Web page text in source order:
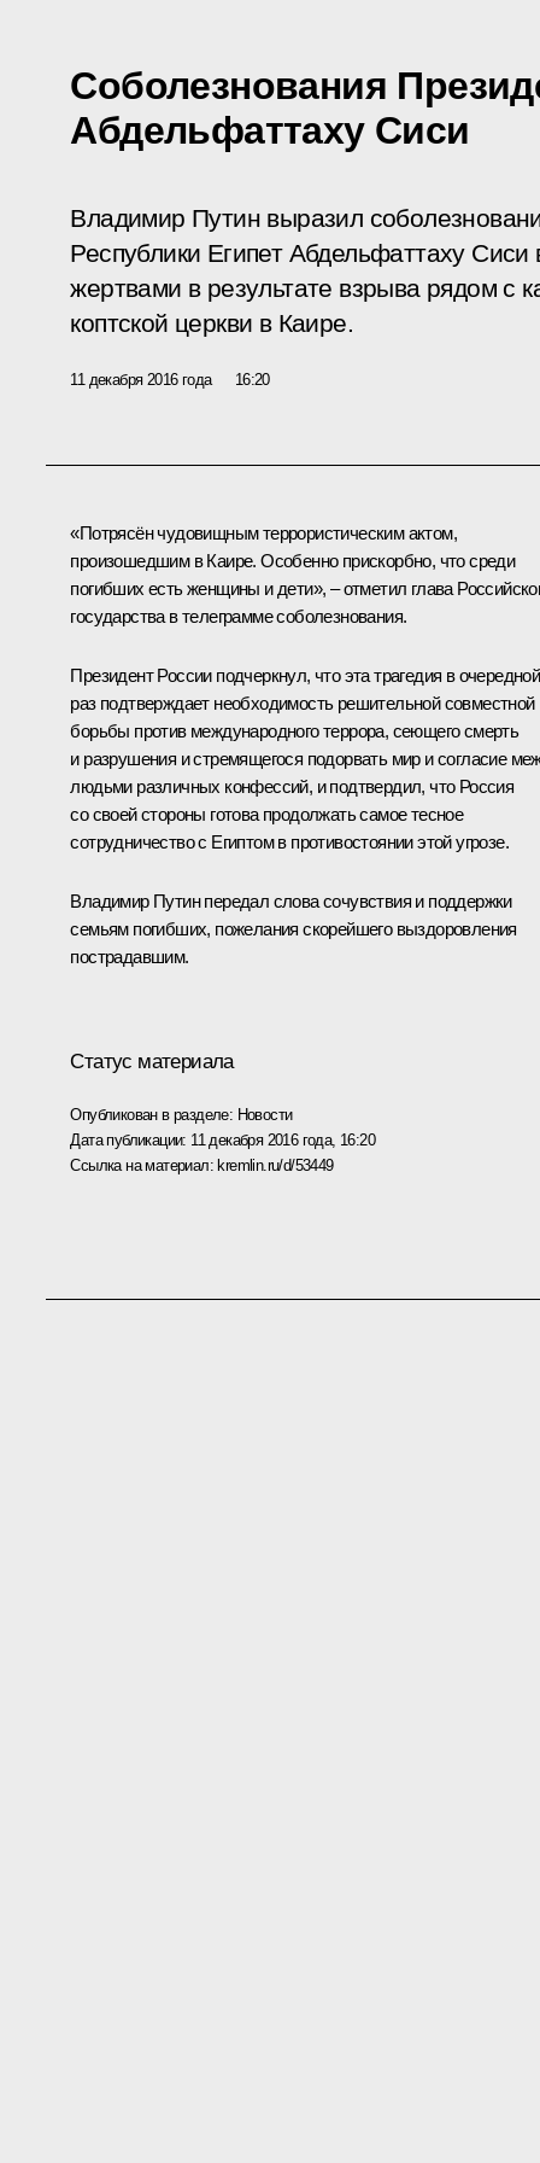
Соболезнования
Абдельфаттаху Сиси
Владимир Путин выразил
Республики Египет Абдельфаттаху Сиси
жертвами в результате взрыва рядом с
коптской церкви в Каире.
11 декабря 2016 года 16:20
«Потрясён чудовищным террористическим актом,
произошедшим в Каире. Особенно прискорбно, что среди
погибших есть женщины и дети», – отметил глава
государства в телеграмме соболезнования.
Президент России подчеркнул, что эта трагедия в очередной
раз подтверждает необходимость решительной совместной
борьбы против международного террора, сеющего смерть
и разрушения и стремящегося подорвать мир и согласие
людьми различных конфессий, и подтвердил, что Россия
со своей стороны готова продолжать самое тесное
сотрудничество с Египтом в противостоянии этой угрозе.
Владимир Путин передал слова сочувствия и поддержки
семьям погибших, пожелания скорейшего выздоровления
пострадавшим.
Статус материала
Опубликован в разделе: Новости
Дата публикации: 11 декабря 2016 года, 16:20
Ссылка на материал: kremlin.ru/d/53449